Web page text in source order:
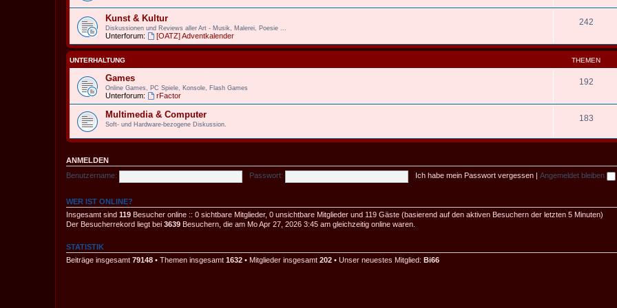
Kunst & Kultur
Diskussionen und Reviews aller Art - Musik, Malerei, Poesie ...
Unterforum: [OATZ] Adventkalender
242
UNTERHALTUNG THEMEN
Games
Online Games, PC Spiele, Konsole, Flash Games
Unterforum: rFactor
192
Multimedia & Computer
Soft- und Hardware-bezogene Diskussion.
183
ANMELDEN
Benutzername:
Passwort: Ich habe mein Passwort vergessen Angemeldet bleiben
WER IST ONLINE?
Insgesamt sind 119 Besucher online :: 0 sichtbare Mitglieder, 0 unsichtbare Mitglieder und 119 Gäste (basierend auf den aktiven Besuchern der letzten 5 Minuten)
Der Besucherrekord liegt bei 3639 Besuchern, die am Mo Apr 27, 2026 3:45 am gleichzeitig online waren.
STATISTIK
Beiträge insgesamt 79148 • Themen insgesamt 1632 • Mitglieder insgesamt 202 • Unser neuestes Mitglied: Bi66